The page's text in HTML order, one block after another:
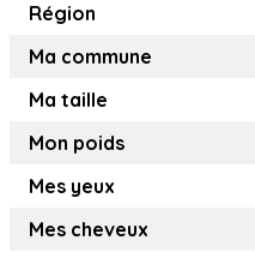
Région
Ma commune
Ma taille
Mon poids
Mes yeux
Mes cheveux